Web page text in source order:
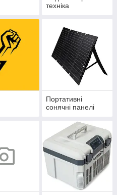
техніка
Портативні
сонячні панелі